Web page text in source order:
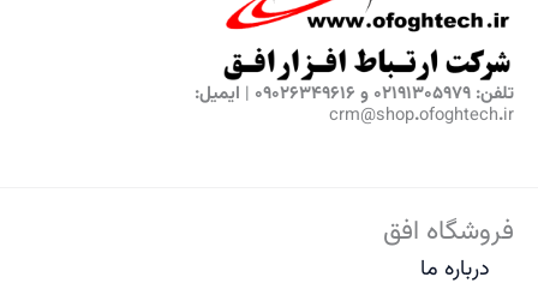
تلفن: 02191305979 و 09026349616 | ایمیل:
crm@shop.ofoghtech.ir
فروشگاه افق
درباره ما